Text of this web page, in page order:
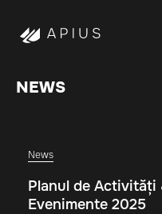
NEWS
News
Planul de Activități
Evenimente 2025